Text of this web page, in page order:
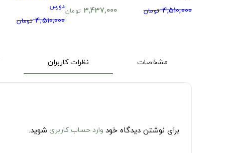
4,510,000 تومان 3,437,000 توماندورس
4,510,000 تومان
مشخصات نظرات کاربران
برای نوشتن دیدگاه خود وارد حساب کاربری شوید.